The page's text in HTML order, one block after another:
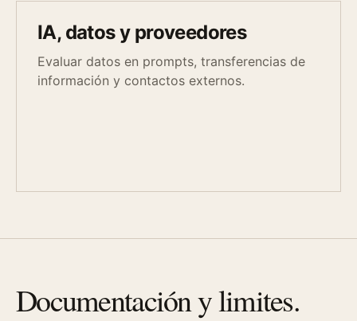
IA, datos y proveedores
Evaluar datos en prompts, transferencias de
información y contactos externos.
Documentación y limites.